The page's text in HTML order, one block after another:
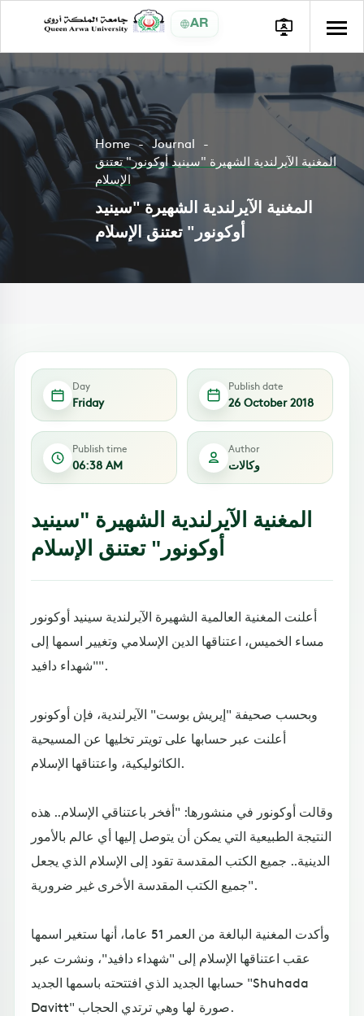
AR
Home
Journal
المغنية الآيرلندية الشهيرة "سينيد أوكونور" تعتنق
الإسلام
المغنية الآيرلندية الشهيرة "سينيد
أوكونور" تعتنق الإسلام
Day
Friday
Publish date
26 October 2018
Publish time
06:38 AM
Author
وكالات
المغنية الآيرلندية الشهيرة "سينيد
أوكونور" تعتنق الإسلام
أعلنت المغنية العالمية الشهيرة الآيرلندية سينيد أوكونور
مساء الخميس، اعتناقها الدين الإسلامي وتغيير اسمها إلى
"شهداء دافيد".
وبحسب صحيفة "إيريش بوست" الآيرلندية، فإن أوكونور
أعلنت عبر حسابها على تويتر تخليها عن المسيحية
الكاثوليكية، واعتناقها الإسلام.
وقالت أوكونور في منشورها: "أفخر باعتناقي الإسلام.. هذه
النتيجة الطبيعية التي يمكن أن يتوصل إليها أي عالم بالأمور
الدينية.. جميع الكتب المقدسة تقود إلى الإسلام الذي يجعل
جميع الكتب المقدسة الأخرى غير ضرورية".
وأكدت المغنية البالغة من العمر 51 عاما، أنها ستغير اسمها
عقب اعتناقها الإسلام إلى "شهداء دافيد"، ونشرت عبر
حسابها الجديد الذي افتتحته باسمها الجديد "Shuhada
Davitt" صورة لها وهي ترتدي الحجاب.